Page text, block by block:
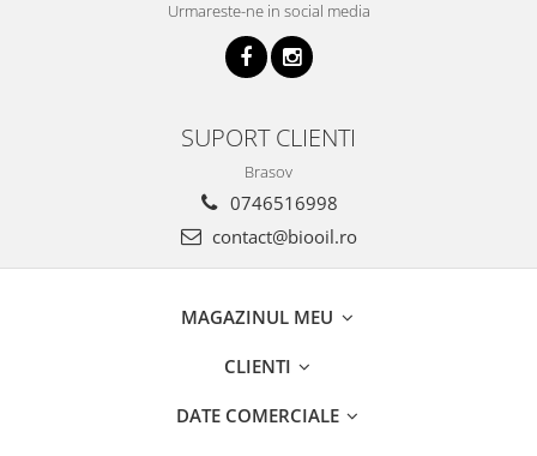
Urmareste-ne in social media
SUPORT CLIENTI
Brasov
0746516998
contact@biooil.ro
MAGAZINUL MEU
CLIENTI
DATE COMERCIALE